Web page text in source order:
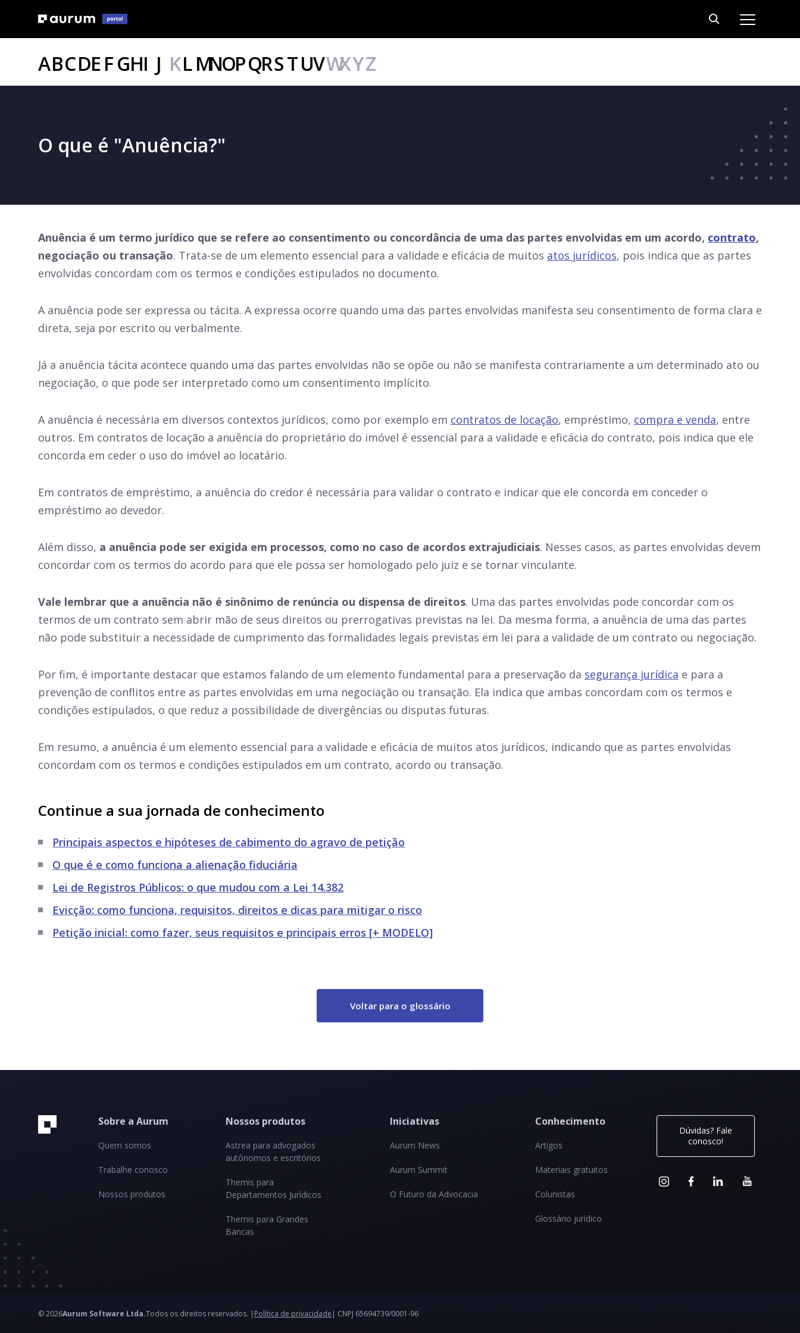
ABCDE FGHI J KLMNOPQRSTUVWXYZ
O que é "Anuência?"
Anuência é um termo jurídico que se refere ao consentimento ou concordância de uma das partes envolvidas em um acordo, contrato,
negociação ou transação. Trata-se de um elemento essencial para a validade e eficácia de muitos atos jurídicos, pois indica que as partes
envolvidas concordam com os termos e condições estipulados no documento.
A anuência pode ser expressa ou tácita. A expressa ocorre quando uma das partes envolvidas manifesta seu consentimento de forma clara e
direta, seja por escrito ou verbalmente.
Já a anuência tácita acontece quando uma das partes envolvidas não se opõe ou não se manifesta contrariamente a um determinado ato ou
negociação, o que pode ser interpretado como um consentimento implícito.
A anuência é necessária em diversos contextos jurídicos, como por exemplo em contratos de locação, empréstimo, compra e venda, entre
outros. Em contratos de locação a anuência do proprietário do imóvel é essencial para a validade e eficácia do contrato, pois indica que ele
concorda em ceder o uso do imóvel ao locatário.
Em contratos de empréstimo, a anuência do credor é necessária para validar o contrato e indicar que ele concorda em conceder o
empréstimo ao devedor.
Além disso, a anuência pode ser exigida em processos, como no caso de acordos extrajudiciais. Nesses casos, as partes envolvidas devem
concordar com os termos do acordo para que ele possa ser homologado pelo juiz e se tornar vinculante.
Vale lembrar que a anuência não é sinônimo de renúncia ou dispensa de direitos. Uma das partes envolvidas pode concordar com os
termos de um contrato sem abrir mão de seus direitos ou prerrogativas previstas na lei. Da mesma forma, a anuência de uma das partes
não pode substituir a necessidade de cumprimento das formalidades legais previstas em lei para a validade de um contrato ou negociação.
Por fim, é importante destacar que estamos falando de um elemento fundamental para a preservação da segurança jurídica e para a
prevenção de conflitos entre as partes envolvidas em uma negociação ou transação. Ela indica que ambas concordam com os termos e
condições estipulados, o que reduz a possibilidade de divergências ou disputas futuras.
Em resumo, a anuência é um elemento essencial para a validade e eficácia de muitos atos jurídicos, indicando que as partes envolvidas
concordam com os termos e condições estipulados em um contrato, acordo ou transação.
Continue a sua jornada de conhecimento
Principais aspectos e hipóteses de cabimento do agravo de petição
O que é e como funciona a alienação fiduciária
Lei de Registros Públicos: o que mudou com a Lei 14.382
Evicção: como funciona, requisitos, direitos e dicas para mitigar o risco
Petição inicial: como fazer, seus requisitos e principais erros [+ MODELO]
Voltar para o glossário
Sobre a Aurum
Quem somos
Trabalhe conosco
Nossos produtos
Nossos produtos
Astrea para advogados
autônomos e escritórios
Themis para
Departamentos Jurídicos
Themis para Grandes
Bancas
Iniciativas
Aurum News
Aurum Summit
O Futuro da Advocacia
Conhecimento
Artigos
Materiais gratuitos
Colunistas
Glossário jurídico
Dúvidas? Fale
conosco!
© 2026Aurum Software Ltda.Todos os direitos reservados. | Política de privacidade | CNPJ 65694739/0001-96